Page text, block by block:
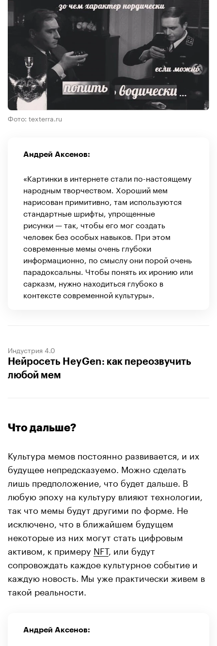
Фото: texterra.ru
Андрей Аксенов:
«Картинки в интернете стали по-настоящему
народным творчеством. Хороший мем
нарисован примитивно, там используются
стандартные шрифты, упрощенные
рисунки — так, чтобы его мог создать
человек без особых навыков. При этом
современные мемы очень глубоки
информационно, по смыслу они порой очень
парадоксальны. Чтобы понять их иронию или
сарказм, нужно находиться глубоко в
контексте современной культуры».
Индустрия 4.0
Нейросеть HeyGen: как переозвучить
любой мем
Что дальше?
Культура мемов постоянно развивается, и их
будущее непредсказуемо. Можно сделать
лишь предположение, что будет дальше. В
любую эпоху на культуру влияют технологии,
так что мемы будут другими по форме. Не
исключено, что в ближайшем будущем
некоторые из них могут стать цифровым
активом, к примеру NFT, или будут
сопровождать каждое культурное событие и
каждую новость. Мы уже практически живем в
такой реальности.
Андрей Аксенов: